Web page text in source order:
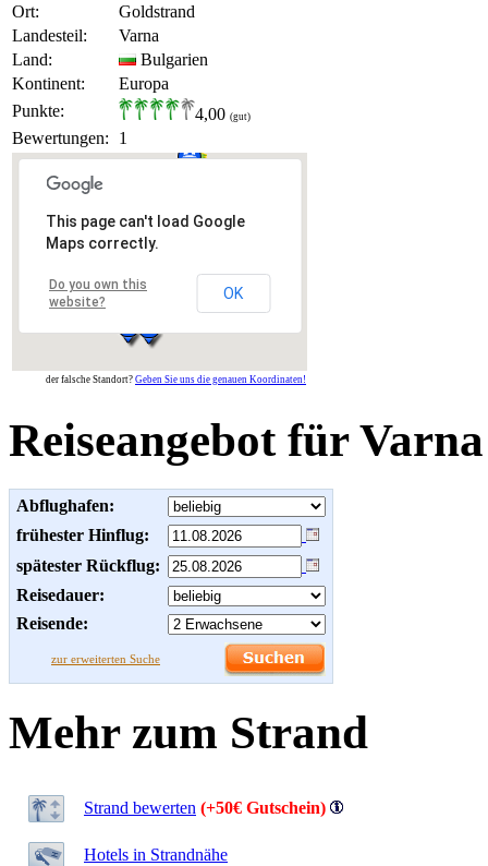
Ort:
Goldstrand
Landesteil:
Varna
Land:
Bulgarien
Kontinent:
Europa
Punkte:
4,00 (gut)
Bewertungen: 1
This page can't load Google
Maps correctly.
Do you own this
website?
OK
der falsche Standort? Geben Sie uns die genauen Koordinaten!
Reiseangebot für Varna
Abflughafen:
frühester Hinflug:
spätester Rückflug:
Reisedauer:
Reisende:
zur erweiterten Suche
Mehr zum Strand
Strand bewerten (+50€ Gutschein)
Hotels in Strandnähe